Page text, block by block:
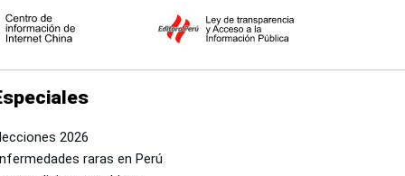
2026
raras en Perú